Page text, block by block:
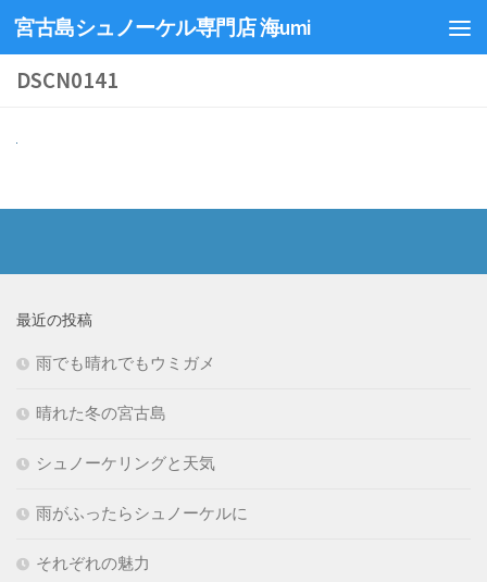
宮古島シュノーケル専門店 海umi
DSCN0141
最近の投稿
雨でも晴れでもウミガメ
晴れた冬の宮古島
シュノーケリングと天気
雨がふったらシュノーケルに
それぞれの魅力